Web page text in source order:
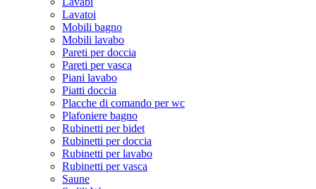
Lavatoi
Mobili bagno
Mobili lavabo
Pareti per doccia
Pareti per vasca
Piani lavabo
Piatti doccia
Placche di comando per wc
Plafoniere bagno
Rubinetti per bidet
Rubinetti per doccia
Rubinetti per lavabo
Rubinetti per vasca
Saune